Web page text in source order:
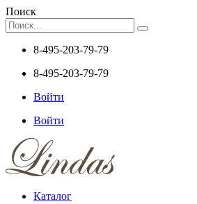
Поиск
8-495-203-79-79
8-495-203-79-79
Войти
Войти
Каталог